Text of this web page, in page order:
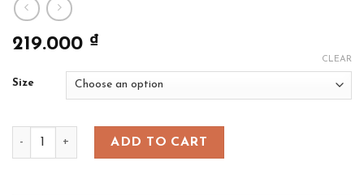
219.000 ₫
Size
CLEAR
Bộ bóng đá Homa- màu tím nhạt quantity
ADD TO CART